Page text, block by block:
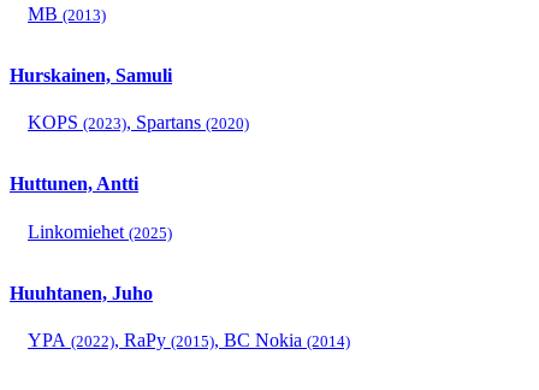
MB (2013)
Hurskainen, Samuli
KOPS (2023), Spartans (2020)
Huttunen, Antti
Linkomiehet (2025)
Huuhtanen, Juho
YPA (2022), RaPy (2015), BC Nokia (2014)